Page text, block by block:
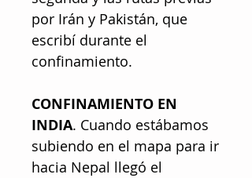
por Irán y Pakistán, que
escribí durante el
confinamiento.
CONFINAMIENTO EN
INDIA. Cuando estábamos
subiendo en el mapa para ir
hacia Nepal llegó el